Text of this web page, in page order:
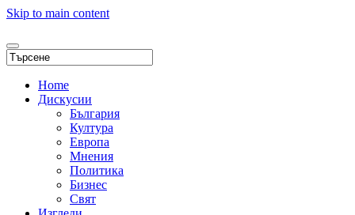
Skip to main content
Home
Дискусии
България
Култура
Европа
Мнения
Политика
Бизнес
Свят